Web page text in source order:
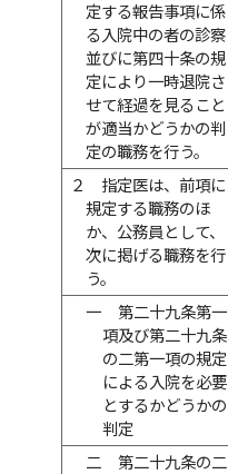
定する報告事項に係
る入院中の者の診察
並びに第四十条の規
定により一時退院さ
せて経過を見ること
が適当かどうかの判
定の職務を行う。
２
指定医は、前項に
規定する職務のほ
か、公務員として、
次に掲げる職務を行
う。
一
第二十九条第一
項及び第二十九条
の二第一項の規定
による入院を必要
とするかどうかの
判定
二
第二十九条の二